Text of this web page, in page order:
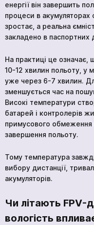
енергії він завершить
процеси в акумуляторах
зростає, а реальна
закладено в паспортних
На практиці це означає,
10-12 хвилин польоту, у
уже через 6-7 хвилин.
зменшується час на
Високі температури
батарей і контролерів
примусового обмеження
завершення польоту.
Тому температура
вибору дистанції,
акумуляторів.
Чи літають
вологість